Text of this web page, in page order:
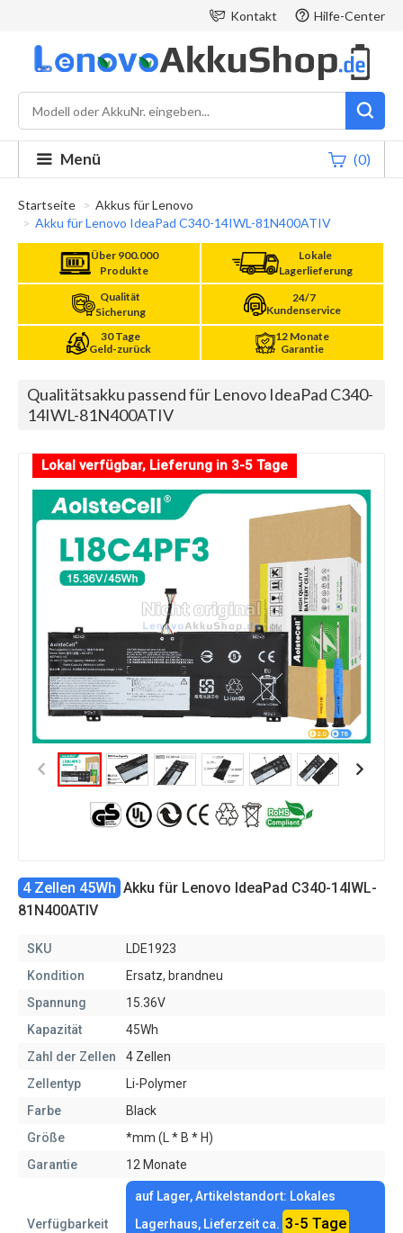
Kontakt Hilfe-Center
Menü (0)
Startseite
Akkus für Lenovo
Akku für Lenovo IdeaPad C340-14IWL-81N400ATIV
Über 900.000
Produkte
Lokale
Lagerlieferung
Qualität
Sicherung
24/7
Kundenservice
30 Tage
Geld-zurück
12 Monate
Garantie
Qualitätsakku passend für Lenovo IdeaPad C340-
14IWL-81N400ATIV
Lokal verfügbar, Lieferung in 3-5 Tage
4 Zellen 45Wh Akku für Lenovo IdeaPad C340-14IWL-
81N400ATIV
SKU
LDE1923
Kondition
Ersatz, brandneu
Spannung
15.36V
Kapazität
45Wh
Zahl der Zellen
4 Zellen
Zellentyp
Li-Polymer
Farbe
Black
Größe
*mm (L * B * H)
Garantie
12 Monate
Verfügbarkeit
auf Lager, Artikelstandort: Lokales
Lagerhaus, Lieferzeit ca. 3-5 Tage